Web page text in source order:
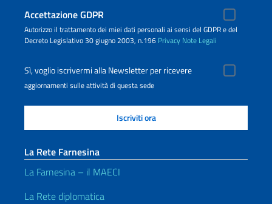
Accettazione GDPR
Autorizzo il trattamento dei miei dati personali ai sensi del GDPR e del
Decreto Legislativo 30 giugno 2003, n.196 Privacy Note Legali
Sì, voglio iscrivermi alla Newsletter per ricevere
aggiornamenti sulle attività di questa sede
La Rete Farnesina
La Farnesina – il MAECI
La Rete diplomatica